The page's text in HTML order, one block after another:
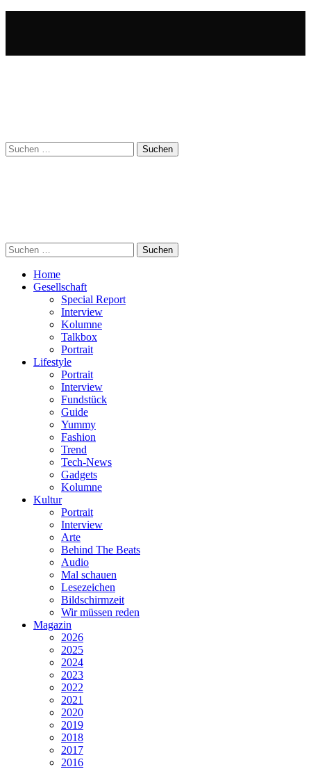
Suchen
nach:
Suchen
nach:
Home
Gesellschaft
Special Report
Interview
Kolumne
Talkbox
Portrait
Lifestyle
Portrait
Interview
Fundstück
Guide
Yummy
Fashion
Trend
Tech-News
Gadgets
Kolumne
Kultur
Portrait
Interview
Arte
Behind The Beats
Audio
Mal schauen
Lesezeichen
Bildschirmzeit
Wir müssen reden
Magazin
2026
2025
2024
2023
2022
2021
2020
2019
2018
2017
2016